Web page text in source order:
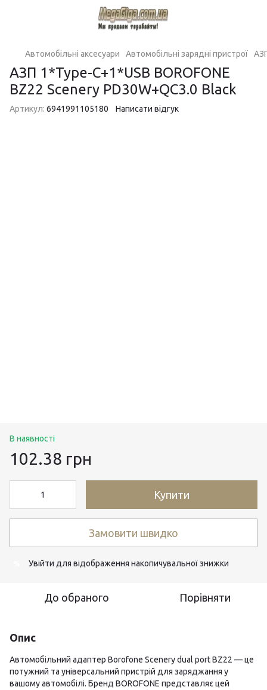
Автомобільні аксесуари Автомобільні зарядні пристрої
АЗП 1*Type-C+1*USB BOROFONE
BZ22 Scenery PD30W+QC3.0 Black
Артикул: 6941991105180 Написати відгук
В наявності
102.38 грн
Купити
Замовити швидко
Увійти для відображення накопичувальної знижки
До обраного Порівняти
Опис
Автомобільний адаптер Borofone Scenery dual port BZ22 — це
потужний та універсальний пристрій для заряджання у
вашому автомобілі. Бренд BOROFONE представляє цей